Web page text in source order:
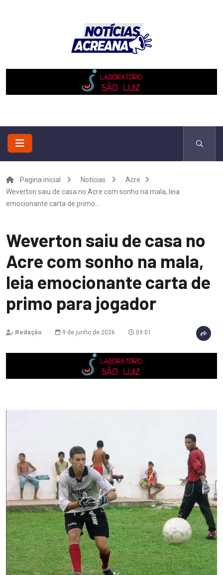
Pagina inicial Notícias
Acre
Weverton saiu de casa no Acre com sonho na mala, leia
emocionante carta de primo...
Weverton saiu de casa no
Acre com sonho na mala,
leia emocionante carta de
primo para jogador
Redação 9 de junho de 2026 09:01